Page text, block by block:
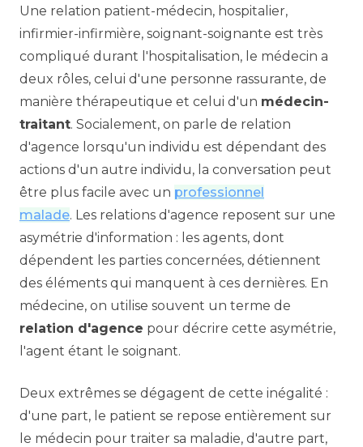
Une relation patient-médecin, hospitalier,
infirmier-infirmière, soignant-soignante est très
compliqué durant l'hospitalisation, le médecin a
deux rôles, celui d'une personne rassurante, de
manière thérapeutique et celui d'un médecin-
traitant. Socialement, on parle de relation
d'agence lorsqu'un individu est dépendant des
actions d'un autre individu, la conversation peut
être plus facile avec un professionnel
malade. Les relations d'agence reposent sur une
asymétrie d'information : les agents, dont
dépendent les parties concernées, détiennent
des éléments qui manquent à ces dernières. En
médecine, on utilise souvent un terme de
relation d'agence pour décrire cette asymétrie,
l'agent étant le soignant.
Deux extrêmes se dégagent de cette inégalité :
d'une part, le patient se repose entièrement sur
le médecin pour traiter sa maladie, d'autre part,